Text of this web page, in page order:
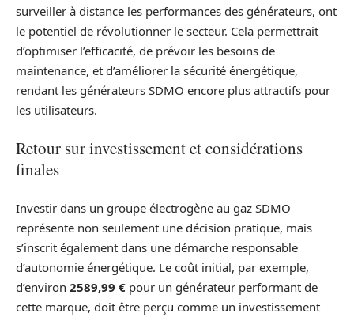
surveiller à distance les performances des générateurs, ont
le potentiel de révolutionner le secteur. Cela permettrait
d’optimiser l’efficacité, de prévoir les besoins de
maintenance, et d’améliorer la sécurité énergétique,
rendant les générateurs SDMO encore plus attractifs pour
les utilisateurs.
Retour sur investissement et considérations
finales
Investir dans un groupe électrogène au gaz SDMO
représente non seulement une décision pratique, mais
s’inscrit également dans une démarche responsable
d’autonomie énergétique. Le coût initial, par exemple,
d’environ 2589,99 € pour un générateur performant de
cette marque, doit être perçu comme un investissement